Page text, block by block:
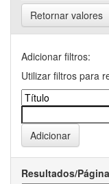
Retornar valores
Adicionar filtros:
Utilizar filtros para
Resultados/Página